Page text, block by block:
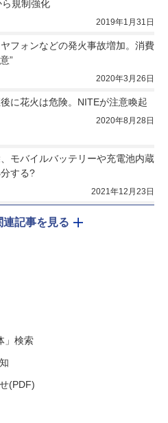
規制強化
2019年1月31日
フォンなどの発火事故増加。消費
”
2020年3月26日
に花火は危険。NITEが注意喚起
2020年8月28日
モバイルバッテリーや充電池内蔵
する?
2021年12月23日
連記事を見る
」検索
(PDF)